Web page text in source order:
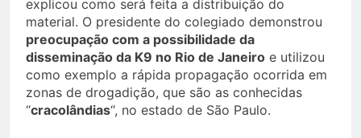
explicou como será feita a distribuição do
material. O presidente do colegiado demonstrou
preocupação com a possibilidade da
disseminação da K9 no Rio de Janeiro e utilizou
como exemplo a rápida propagação ocorrida em
zonas de drogadição, que são as conhecidas
“cracolândias“, no estado de São Paulo.